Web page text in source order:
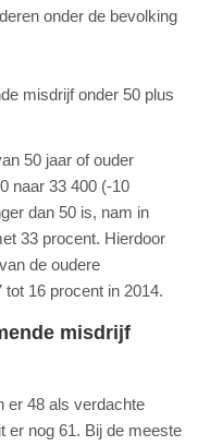
onder de bevolking
misdrijf onder 50 plus
50 jaar of ouder
naar 33 400 (-10
dan 50 is, nam in
33 procent. Hierdoor
de oudere
16 procent in 2014.
misdrijf
er 48 als verdachte
er nog 61. Bij de meeste